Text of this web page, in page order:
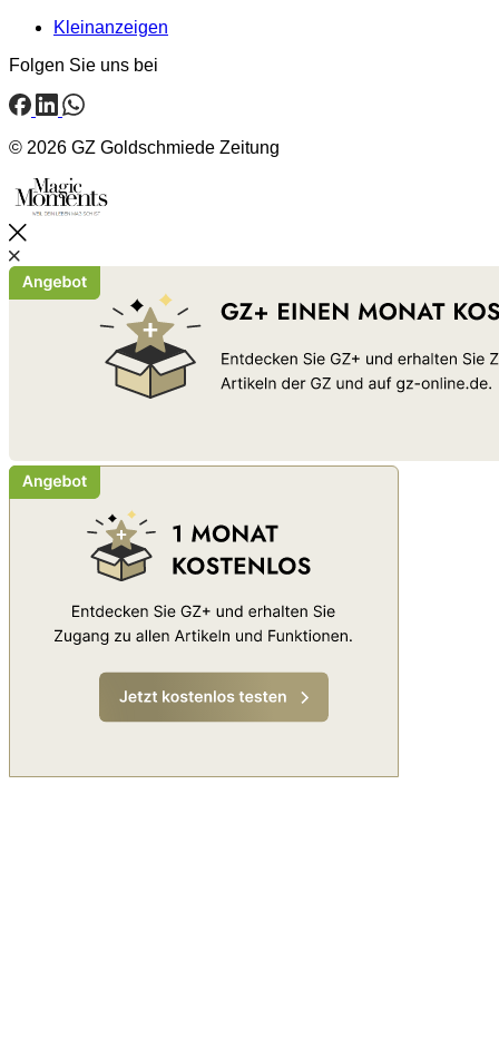
Kleinanzeigen
Folgen Sie uns bei
© 2026 GZ Goldschmiede Zeitung
Schließen